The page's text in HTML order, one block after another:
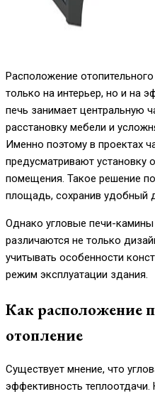
Расположение
только на интерьер, но и на
печь занимает центральную
расстановку мебели и
Именно поэтому в проектах
предусматривают установку
помещения. Такое решение
площадь, сохранив удобный
Однако угловые печи-камины
различаются не только
учитывать особенности
режим эксплуатации здания.
Как расположение
отопление
Существует мнение, что
эффективность теплоотдачи.